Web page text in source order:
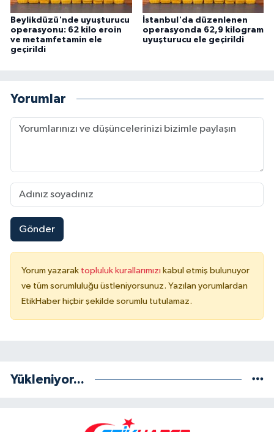
Beylikdüzü'nde uyuşturucu
operasyonu: 62 kilo eroin
ve metamfetamin ele
geçirildi
İstanbul'da düzenlenen
operasyonda 62,9 kilogram
uyuşturucu ele geçirildi
Yorumlar
Gönder
Yorum yazarak topluluk kurallarımızı kabul etmiş bulunuyor
ve tüm sorumluluğu üstleniyorsunuz. Yazılan yorumlardan
EtikHaber hiçbir şekilde sorumlu tutulamaz.
Yükleniyor...